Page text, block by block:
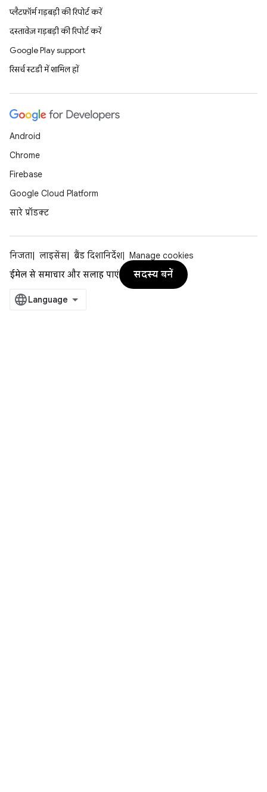
प्लैटफ़ॉर्म गड़बड़ी की रिपोर्ट करें
दस्तावेज़ गड़बड़ी की रिपोर्ट करें
Google Play support
रिसर्च स्टडी में शामिल हों
Android
Chrome
Firebase
Google Cloud Platform
सारे प्रॉडक्ट
निजता लाइसेंस ब्रैंड दिशानिर्देश
Manage cookies
ईमेल से समाचार और सलाह पाएं
सदस्य बनें